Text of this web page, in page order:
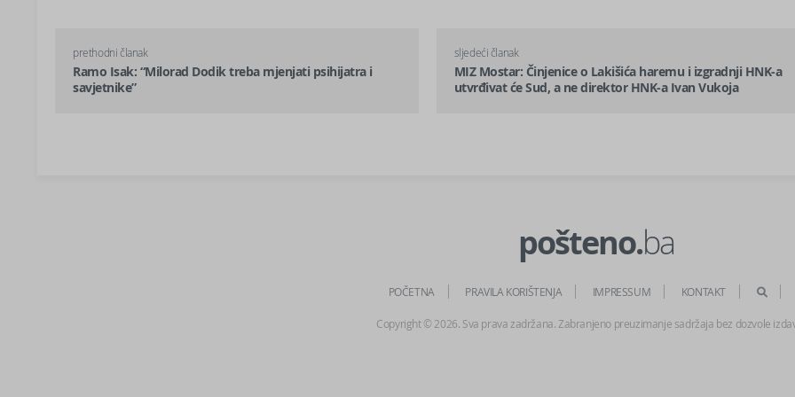
prethodni članak
Ramo Isak: “Milorad Dodik treba mjenjati psihijatra i
savjetnike”
sljedeći članak
MIZ Mostar: Činjenice o Lakišića haremu i izgradnji HNK-a
utvrđivat će Sud, a ne direktor HNK-a Ivan Vukoja
pošteno.ba
POČETNA PRAVILA KORIŠTENJA IMPRESSUM KONTAKT
Copyright © 2026. Sva prava zadržana. Zabranjeno preuzimanje sadržaja bez dozvole